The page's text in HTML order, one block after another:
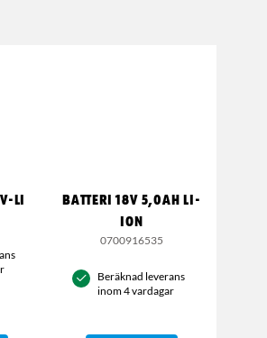
LI
BATTERI 18V 5,0AH LI-
ION
0700916535
Beräknad leverans
inom 4 vardagar